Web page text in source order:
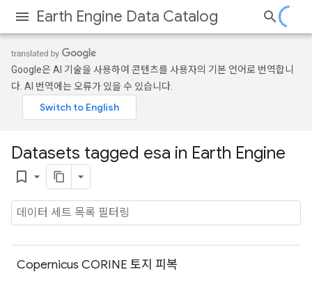
Earth Engine Data Catalog
Google은 AI 기술을 사용하여 콘텐츠를 사용자의 기본 언어로 번역합니
다. AI 번역에는 오류가 있을 수 있습니다.
Datasets tagged esa in Earth Engine
bookmark_border
Copernicus CORINE 토지 피복